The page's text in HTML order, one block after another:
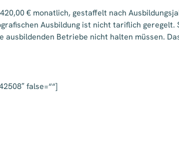
€ monatlich, gestaffelt nach
Ausbildung ist nicht tariflich geregelt.
Betriebe nicht halten müssen.
false=““]